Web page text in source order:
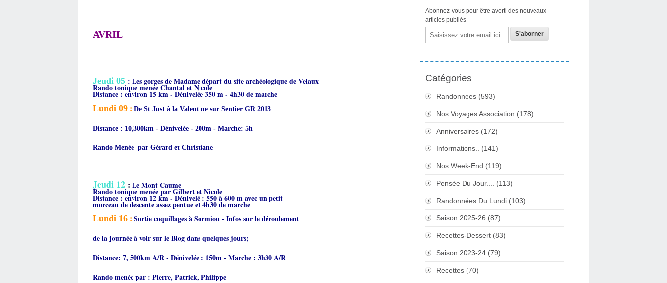
AVRIL
Jeudi 05 : Les gorges de Madame départ du site archéologique de Velaux
Rando tonique menée Chantal et Nicole
Distance : environ 15 km - Dénivelée 350 m - 4h30 de marche
Lundi 09 : De St Just à la Valentine sur Sentier GR 2013
Distance : 10,300km - Dénivelée - 200m - Marche: 5h
Rando Menée par Gérard et Christiane
Jeudi 12 : Le Mont Caume
Rando tonique menée par Gilbert et Nicole
Distance : environ 12 km - Dénivelé : 550 à 600 m avec un petit
morceau de descente assez pentue et 4h30 de marche
Lundi 16 : Sortie coquillages à Sormiou - Infos sur le déroulement
de la journée à voir sur le Blog dans quelques jours;
Distance: 7, 500km A/R - Dénivelée : 150m - Marche : 3h30 A/R
Rando menée par : Pierre, Patrick, Philippe
Abonnez-vous pour être averti des nouveaux
articles publiés.
Email
Catégories
Randonnées (593)
Nos Voyages Association (178)
Anniversaires (172)
Informations.. (141)
Nos Week-End (119)
Pensée Du Jour.... (113)
Randonnées Du Lundi (103)
Saison 2025-26 (87)
Recettes-Dessert (83)
Saison 2023-24 (79)
Recettes (70)